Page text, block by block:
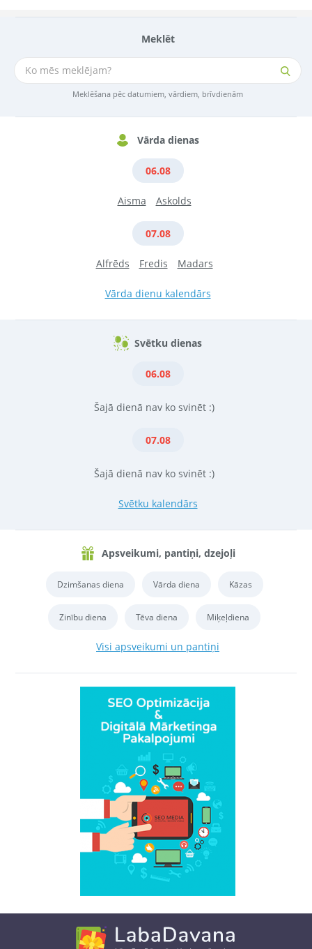
Meklēt
Meklēšana pēc datumiem, vārdiem, brīvdienām
Vārda dienas
06.08
Aisma Askolds
07.08
Alfrēds Fredis Madars
Vārda dienu kalendārs
Svētku dienas
06.08
Šajā dienā nav ko svinēt :)
07.08
Šajā dienā nav ko svinēt :)
Svētku kalendārs
Apsveikumi, pantiņi, dzejoļi
Dzimšanas diena Vārda diena Kāzas
Zinību diena Tēva diena Miķeļdiena
Visi apsveikumi un pantiņi